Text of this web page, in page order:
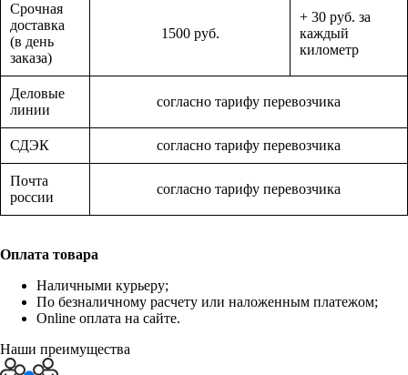
Срочная
доставка
(в день
заказа)
1500 руб.
+ 30 руб. за
каждый
километр
Деловые
линии
согласно тарифу перевозчика
СДЭК согласно тарифу перевозчика
Почта
россии
согласно тарифу перевозчика
Оплата товара
Наличными курьеру;
По безналичному расчету или наложенным платежом;
Online оплата на сайте.
Наши преимущества